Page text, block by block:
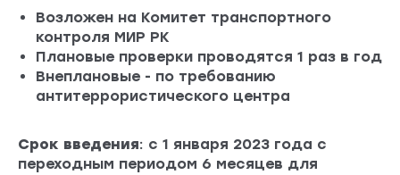
Возложен на Комитет транспортного
контроля МИР РК
Плановые проверки проводятся 1 раз в год
Внеплановые - по требованию
антитеррористического центра
Срок введения: с 1 января 2023 года с
переходным периодом 6 месяцев для